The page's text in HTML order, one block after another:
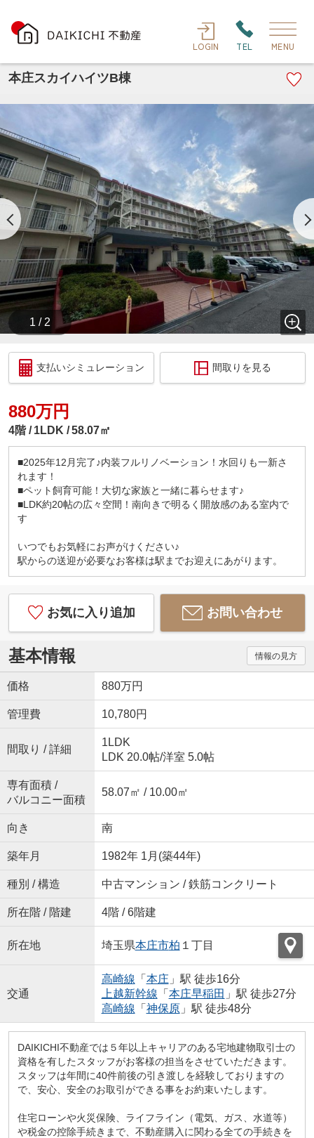
LOGIN TEL MENU
本庄スカイハイツB棟
1 / 2
支払いシミュレーション 間取りを見る
880万円
4階 1LDK 58.07㎡
■2025年12月完了♪内装フルリノベーション！水回りも一新さ
れます！
■ペット飼育可能！大切な家族と一緒に暮らせます♪
■LDK約20帖の広々空間！南向きで明るく開放感のある室内で
す
いつでもお気軽にお声がけください♪
駅からの送迎が必要なお客様は駅までお迎えにあがります。
お気に入り追加 お問い合わせ
基本情報 情報の見方
価格 880万円
管理費 10,780円
間取り / 詳細
1LDK
LDK 20.0帖/洋室 5.0帖
専有面積 /
バルコニー面積
58.07㎡ / 10.00㎡
向き 南
築年月 1982年 1月(築44年)
種別 / 構造 中古マンション / 鉄筋コンクリート
所在階 / 階建 4階 / 6階建
所在地 埼玉県本庄市柏 １丁目
交通
高崎線 「 本庄 」駅 徒歩16分
上越新幹線 「 本庄早稲田 」駅 徒歩27分
高崎線 「 神保原」駅 徒歩48分
DAIKICHI不動産では５年以上キャリアのある宅地建物取引士の
資格を有したスタッフがお客様の担当をさせていただきます。
スタッフは年間に40件前後の引き渡しを経験しておりますの
で、安心、安全のお取引ができる事をお約束いたします。
住宅ローンや火災保険、ライフライン（電気、ガス、水道等）
や税金の控除手続きまで、不動産購入に関わる全ての手続きを